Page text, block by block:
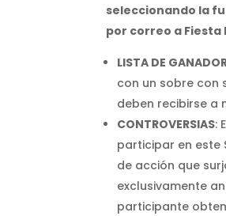
seleccionando la
por correo a Fiesta
LISTA DE
con un sobre con
deben recibirse a
CONTROVERSIAS:
participar en este
de acción que
exclusivamente
participante